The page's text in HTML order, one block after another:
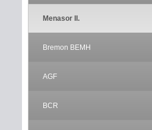
Menasor II.
Bremon BEMH
AGF
BCR